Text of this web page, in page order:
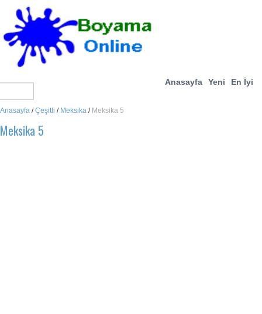
Anasayfa Yeni En İyi
Anasayfa /Çeşitli / Meksika / Meksika 5
Meksika 5